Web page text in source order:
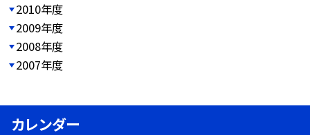
2010年度
2009年度
2008年度
2007年度
カレンダー